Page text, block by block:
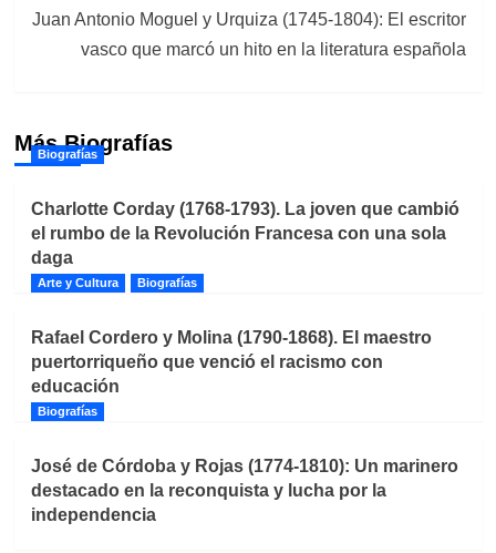
Juan Antonio Moguel y Urquiza (1745-1804): El escritor
vasco que marcó un hito en la literatura española
Más Biografías
Biografías
Charlotte Corday (1768-1793). La joven que cambió
el rumbo de la Revolución Francesa con una sola
daga
Arte y Cultura Biografías
Rafael Cordero y Molina (1790-1868). El maestro
puertorriqueño que venció el racismo con
educación
Biografías
José de Córdoba y Rojas (1774-1810): Un marinero
destacado en la reconquista y lucha por la
independencia